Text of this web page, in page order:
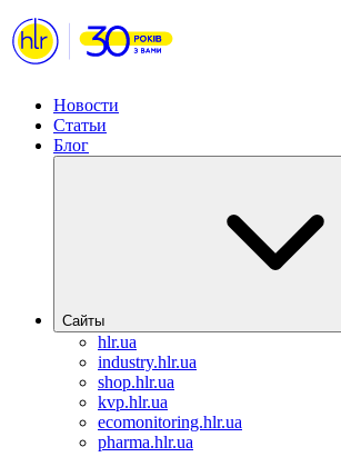
Новости
Статьи
Блог
Сайты
hlr.ua
industry.hlr.ua
shop.hlr.ua
kvp.hlr.ua
ecomonitoring.hlr.ua
pharma.hlr.ua